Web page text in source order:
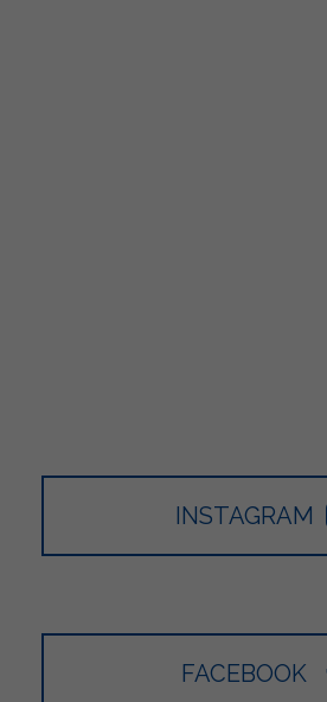
INSTAGRAM
FACEBOOK